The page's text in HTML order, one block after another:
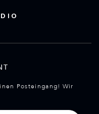
Posteingang! Wir